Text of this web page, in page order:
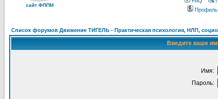
сайт ФППМ
Профиль
Список форумов Движение ТИГЕЛЬ - Практическая психология, НЛП,
Введите ваше
Имя:
Пароль: